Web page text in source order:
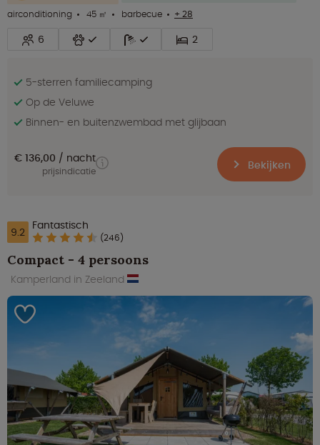
airconditioning
45 ㎡ barbecue + 28
6 2
5-sterren familiecamping
Op de Veluwe
Binnen- en buitenzwembad met glijbaan
€ 136,00 nacht
prijsindicatie Bekijken
9.2 Fantastisch
(246)
Compact - 4 persoons
Kamperland in Zeeland